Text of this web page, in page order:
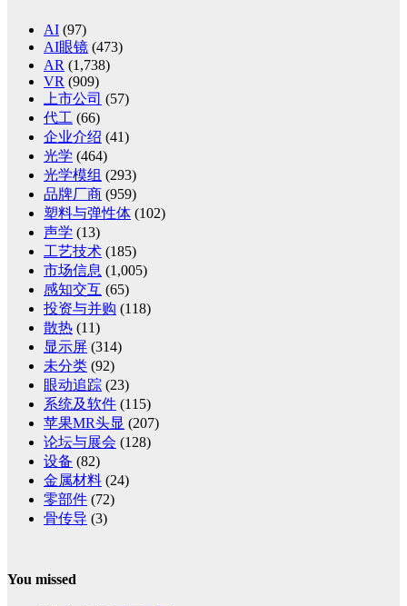
AI (97)
AI眼镜 (473)
AR (1,738)
VR (909)
上市公司 (57)
代工 (66)
企业介绍 (41)
光学 (464)
光学模组 (293)
品牌厂商 (959)
塑料与弹性体 (102)
声学 (13)
工艺技术 (185)
市场信息 (1,005)
感知交互 (65)
投资与并购 (118)
散热 (11)
显示屏 (314)
未分类 (92)
眼动追踪 (23)
系统及软件 (115)
苹果MR头显 (207)
论坛与展会 (128)
设备 (82)
金属材料 (24)
零部件 (72)
骨传导 (3)
You missed